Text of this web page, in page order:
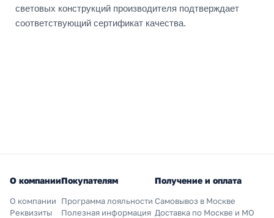
световых конструкций производителя подтверждает
соответствующий сертификат качества.
О компании
О компании
Реквизиты
Покупателям
Программа лояльности
Полезная информация
Получение и оплата
Самовывоз в Москве
Доставка по Москве и МО